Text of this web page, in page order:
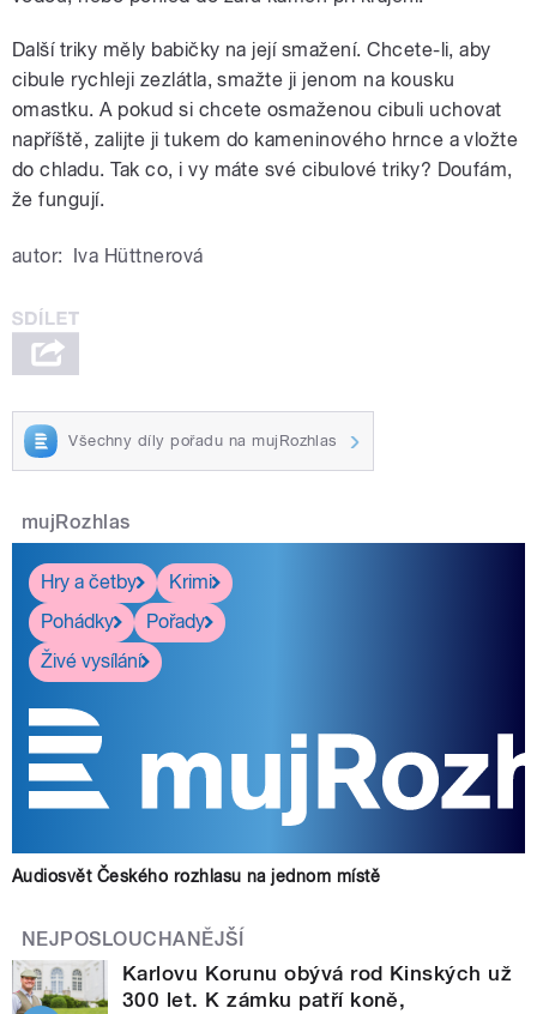
Další triky měly babičky na její smažení. Chcete-li, aby
cibule rychleji zezlátla, smažte ji jenom na kousku
omastku. A pokud si chcete osmaženou cibuli uchovat
napříště, zalijte ji tukem do kameninového hrnce a vložte
do chladu. Tak co, i vy máte své cibulové triky? Doufám,
že fungují.
autor: Iva Hüttnerová
Všechny díly pořadu na mujRozhlas
mujRozhlas
Hry a četby
Krimi
Pohádky
Pořady
Živé vysílání
Audiosvět Českého rozhlasu na jednom místě
NEJPOSLOUCHANĚJŠÍ
Karlovu Korunu obývá rod Kinských už
300 let. K zámku patří koně,